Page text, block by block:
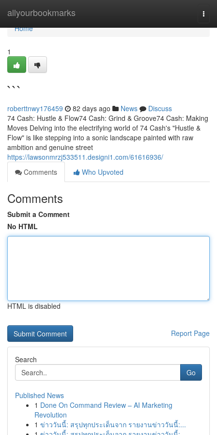
allyourbookmarks
Home
Home
1
```
roberttnwy176459 82 days ago News
Discuss
74 Cash: Hustle & Flow74 Cash: Grind & Groove74 Cash: Making
Moves Delving into the electrifying world of 74 Cash's "Hustle &
Flow" is like stepping into a sonic landscape painted with raw
ambition and genuine street
https://lawsonmrzj533511.designi1.com/61616936/
Comments
Who Upvoted
Comments
Submit a Comment
No HTML
HTML is disabled
Report Page
Search
Go
Published News
1 Done On Command Review – AI Marketing
Revolution
1 ข่าววันนี้: สรุปทุกประเด็นจาก รายงานข่าววันนี้:...